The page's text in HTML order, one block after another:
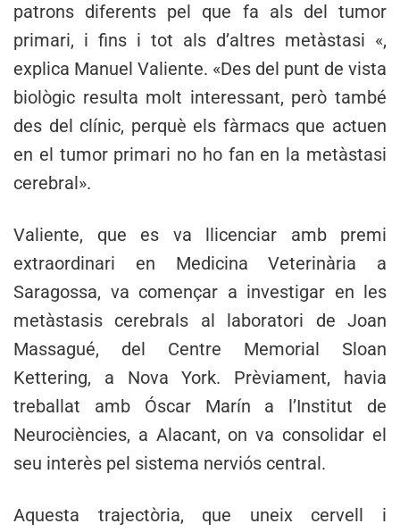
patrons diferents pel que fa als del tumor
primari, i fins i tot als d’altres metàstasi «,
explica Manuel Valiente. «Des del punt de vista
biològic resulta molt interessant, però també
des del clínic, perquè els fàrmacs que actuen
en el tumor primari no ho fan en la metàstasi
cerebral».
Valiente, que es va llicenciar amb premi
extraordinari en Medicina Veterinària a
Saragossa, va començar a investigar en les
metàstasis cerebrals al laboratori de Joan
Massagué, del Centre Memorial Sloan
Kettering, a Nova York. Prèviament, havia
treballat amb Óscar Marín a l’Institut de
Neurociències, a Alacant, on va consolidar el
seu interès pel sistema nerviós central.
Aquesta trajectòria, que uneix cervell i